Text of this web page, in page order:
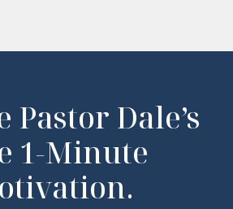
Pastor Dale’s
1-Minute